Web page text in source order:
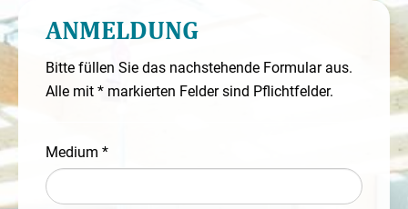
ANMELDUNG
Bitte füllen Sie das nachstehende Formular aus.
Alle mit * markierten Felder sind Pflichtfelder.
Medium *